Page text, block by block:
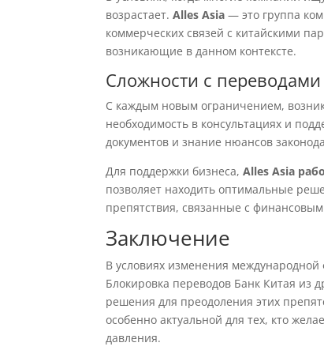
возрастает.Alles Asia — это группа
коммерческих связей с китайскими
возникающие в данном контексте.
Сложности с переводами
С каждым новым ограничением,
необходимость в консультациях и
документов и знание нюансов
Для поддержки бизнеса,Alles Asia
позволяет находить оптимальные
препятствия, связанные с
Заключение
В условиях изменения
Блокировка переводов Банк Китая из
решения для преодоления этих
особенно актуальной для тех, кто
давления.